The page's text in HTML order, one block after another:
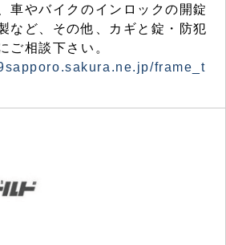
車やバイクのインロックの開錠
など、その他、カギと錠・防犯
ご相談下さい。
frame_t